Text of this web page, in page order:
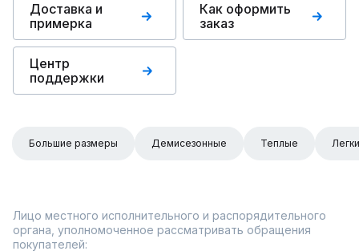
Доставка и
примерка
Как оформить
заказ
Центр
поддержки
Большие размеры Демисезонные Теплые
Лицо местного исполнительного и распорядительного
органа, уполномоченное рассматривать обращения
покупателей: